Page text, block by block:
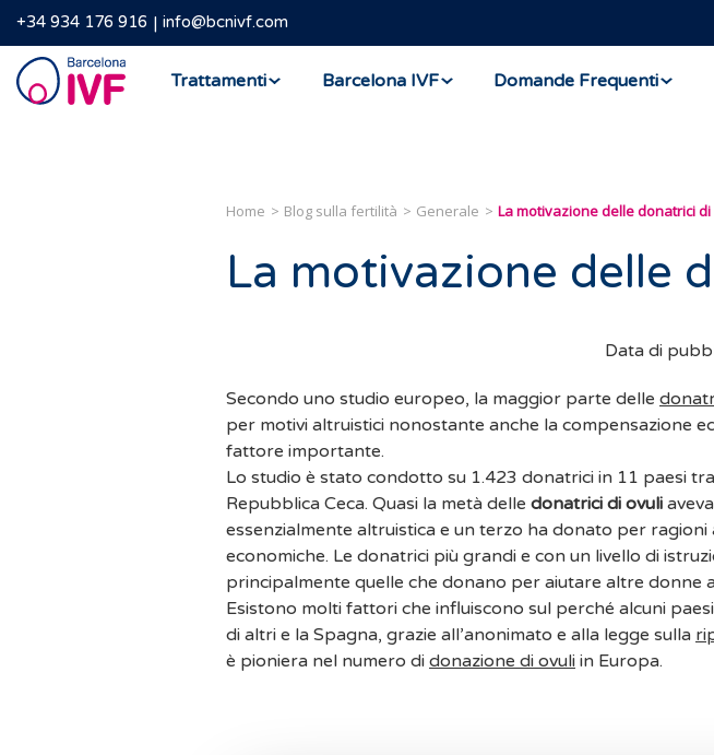
+34 934 176 916 info@bcnivf.com
Barcelona
IVF
Trattamenti Barcelona IVF Domande Frequenti
Home Blog sulla fertilità Generale La motivazione delle donatrici
La motivazione delle
Data di
Secondo uno studio europeo, la maggior parte delle
per motivi altruistici nonostante anche la compensazione
fattore importante.
Lo studio è stato condotto su 1.423 donatrici in 11 paesi
Repubblica Ceca. Quasi la metà delle donatrici di ovuli
essenzialmente altruistica e un terzo ha donato per ragioni
economiche. Le donatrici più grandi e con un livello di
principalmente quelle che donano per aiutare altre donne
Esistono molti fattori che influiscono sul perché alcuni
di altri e la Spagna, grazie all’anonimato e alla legge sulla
è pioniera nel numero di donazione di ovuli in Europa.